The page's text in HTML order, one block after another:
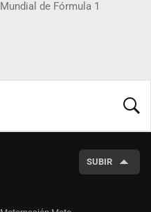
Mundial de Fórmula 1
SUBIR